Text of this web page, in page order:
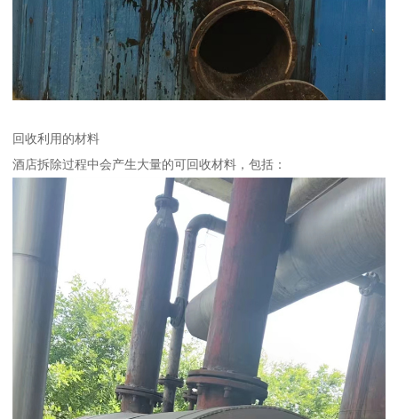
回收利用的材料
酒店拆除过程中会产生大量的可回收材料，包括：